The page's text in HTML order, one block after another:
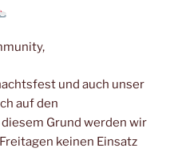
und auch unser
auf den
Grund werden wir
keinen Einsatz